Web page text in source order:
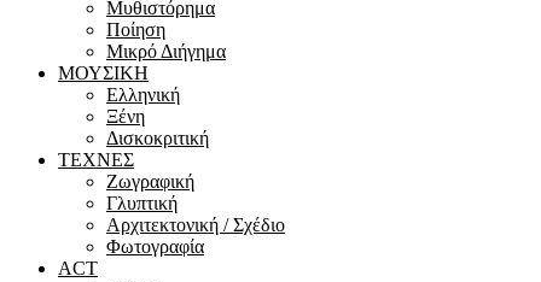
Μυθιστόρημα
Ποίηση
Μικρό Διήγημα
ΜΟΥΣΙΚΗ
Ελληνική
Ξένη
Δισκοκριτική
ΤΕΧΝΕΣ
Ζωγραφική
Γλυπτική
Αρχιτεκτονική / Σχέδιο
Φωτογραφία
ACT